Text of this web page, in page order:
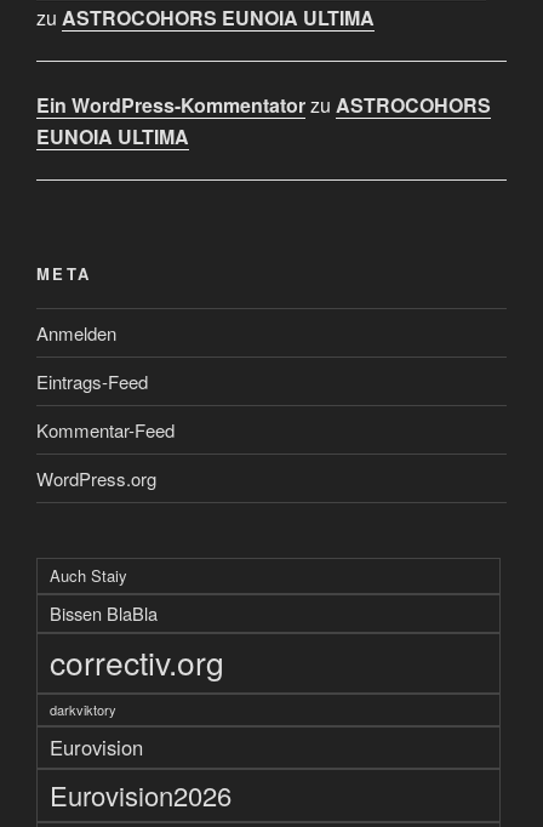
zu ASTROCOHORS EUNOIA ULTIMA
Ein WordPress-Kommentatorzu ASTROCOHORS
EUNOIA ULTIMA
META
Anmelden
Eintrags-Feed
Kommentar-Feed
WordPress.org
Auch Staiy
Bissen BlaBla
correctiv.org
darkviktory
Eurovision
Eurovision2026